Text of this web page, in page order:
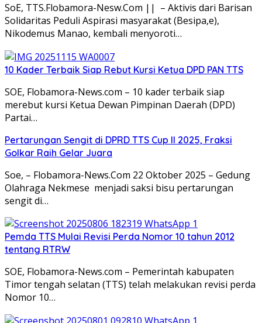
SoE, TTS.Flobamora-Nesw.Com || – Aktivis dari Barisan
Solidaritas Peduli Aspirasi masyarakat (Besipa,e),
Nikodemus Manao, kembali menyoroti…
10 Kader Terbaik Siap Rebut Kursi Ketua DPD PAN TTS
SOE, Flobamora-News.com – 10 kader terbaik siap
merebut kursi Ketua Dewan Pimpinan Daerah (DPD)
Partai…
Pertarungan Sengit di DPRD TTS Cup II 2025, Fraksi
Golkar Raih Gelar Juara
Soe, – Flobamora-News.Com 22 Oktober 2025 – Gedung
Olahraga Nekmese menjadi saksi bisu pertarungan
sengit di…
Pemda TTS Mulai Revisi Perda Nomor 10 tahun 2012
tentang RTRW
SOE, Flobamora-News.com – Pemerintah kabupaten
Timor tengah selatan (TTS) telah melakukan revisi perda
Nomor 10…